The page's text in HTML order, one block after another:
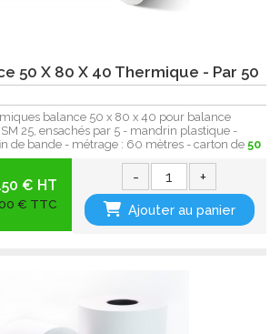
50 X 80 X 40 Thermique - Par 50
balance 50 x 80 x 40 pour balance
25, ensachés par 5 - mandrin plastique -
de bande - métrage : 60 mètres - carton de 50
€ HT
€ TTC
- +
Ajouter au panier